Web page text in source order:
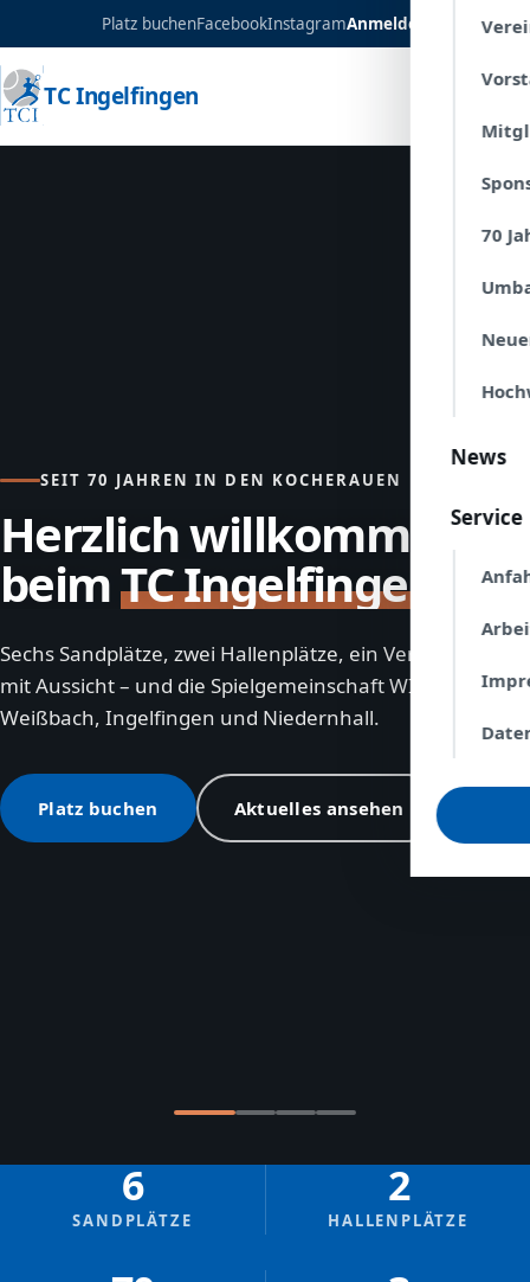
Platz buchenFacebookInstagramAnmelden
TC Ingelfingen
70
News
Service
SEIT 70 JAHREN IN DEN KOCHERAUEN
Herzlich willkommen
beimTC Ingelfingen
Sechs Sandplätze, zwei Hallenplätze, ein Vereinsheim
mit Aussicht – und die Spielgemeinschaft WIN aus
Weißbach, Ingelfingen und Niedernhall.
Platz buchen Aktuelles ansehen
6
SANDPLÄTZE
2
HALLENPLÄTZE